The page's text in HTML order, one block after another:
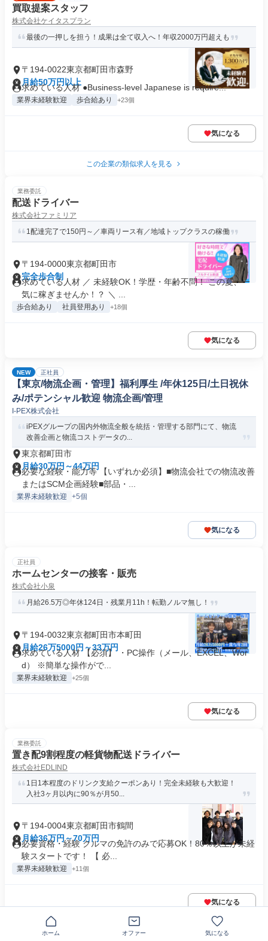
買取提案スタッフ
株式会社ケイタスプラン
最後の一押しを担う！成果は全て収入へ！年収2000万円超えも
〒194-0022東京都町田市森野
月給50万円以上
求めている人材 ●Business-level Japanese is require...
業界未経験歓迎 歩合給あり +23個
気になる
この企業の類似求人を見る
業務委託
配送ドライバー
株式会社ファミリア
1配達完了で150円～／車両リース有／地域トップクラスの稼働
〒194-0000東京都町田市
完全歩合制
求めている人材 ／ 未経験OK！学歴・年齢不問！ この夏、一
気に稼ぎませんか！？ ＼ ...
歩合給あり 社員登用あり +18個
気になる
NEW 正社員
【東京/物流企画・管理】福利厚生 /年休125日/土日祝休
み/ポテンシャル歓迎 物流企画/管理
I-PEX株式会社
iPEXグループの国内外物流全般を統括・管理する部門にて、物流
改善企画と物流コストデータの...
東京都町田市
月給30万円～44万円
必要な経験・能力等 【いずれか必須】■物流会社での物流改善
またはSCM企画経験■部品・...
業界未経験歓迎 +5個
気になる
正社員
ホームセンターの接客・販売
株式会社小泉
月給26.5万◎年休124日・残業月11h！転勤ノルマ無し！
〒194-0032東京都町田市本町田
月給26万5000円～33万円
求めている人材 【必須】 ・PC操作（メール、EXCEL、Wor
d） ※簡単な操作がで...
業界未経験歓迎 +25個
気になる
業務委託
置き配9割程度の軽貨物配送ドライバー
株式会社EDLIND
1日1本程度のドリンク支給クーポンあり！完全未経験も大歓迎！
入社3ヶ月以内に90％が月50...
〒194-0004東京都町田市鶴間
月給36万円～70万円
必要資格・経験 クルマの免許のみで応募OK！80％以上が未経
験スタートです！ 【 必...
業界未経験歓迎 +11個
気になる
この企業の類似求人を見る
ホーム オファー 気になる